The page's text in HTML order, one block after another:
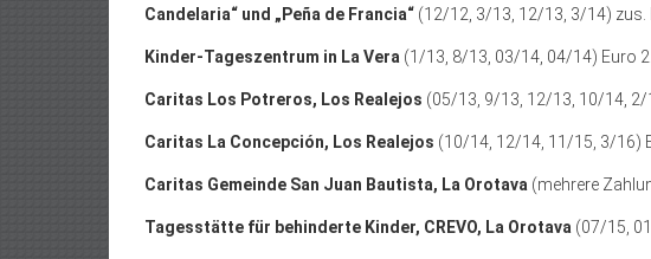
Candelaria“ und „Peña de Francia“ (12/12, 3/13, 12/13, 3/14) zus.
Kinder-Tageszentrum in La Vera (1/13, 8/13, 03/14, 04/14) Euro
Caritas Los Potreros, Los Realejos (05/13, 9/13, 12/13, 10/14, 2/
Caritas La Concepción, Los Realejos (10/14, 12/14, 11/15, 3/16)
Caritas Gemeinde San Juan Bautista, La Orotava (mehrere
Tagesstätte für behinderte Kinder, CREVO, La Orotava (07/15,